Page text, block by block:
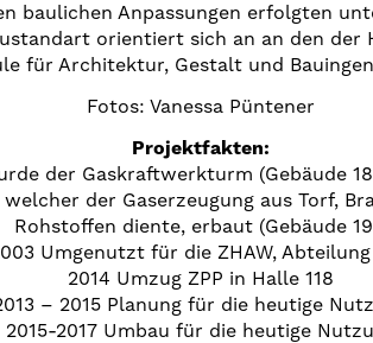
baulichen Anpassungen erfolgten
orientiert sich an an den der
für Architektur, Gestalt und
Fotos: Vanessa Püntener
Projektfakten:
der Gaskraftwerkturm (Gebäude
der Gaserzeugung aus Torf,
Rohstoffen diente, erbaut (Gebäude
Umgenutzt für die ZHAW, Abteilung
2014 Umzug ZPP in Halle 118
– 2015 Planung für die heutige
2015-2017 Umbau für die heutige